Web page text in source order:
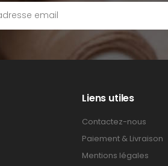
Liens utiles
Contactez-nous
Paiement & Livraison
Mentions légales